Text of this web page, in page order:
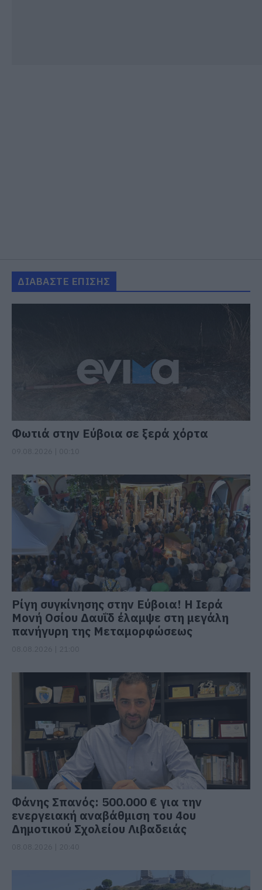
ΔΙΑΒΑΣΤΕ ΕΠΙΣΗΣ
Φωτιά στην Εύβοια σε ξερά χόρτα
Ρίγη συγκίνησης στην Εύβοια! Η Ιερά
Μονή Οσίου Δαυΐδ έλαμψε στη μεγάλη
πανήγυρη της Μεταμορφώσεως
Φάνης Σπανός: 500.000 € για την
ενεργειακή αναβάθμιση του 4ου
Δημοτικού Σχολείου Λιβαδειάς